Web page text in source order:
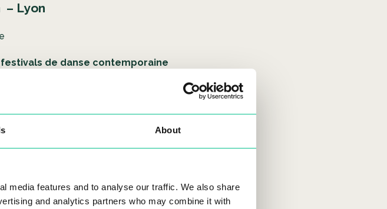
About
media features and to analyse our traffic. We also share
and analytics partners who may combine it with
– Lyon
festivals de danse contemporaine